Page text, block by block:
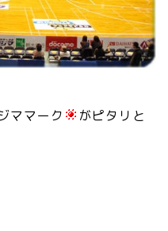
ママーク
がピタリと